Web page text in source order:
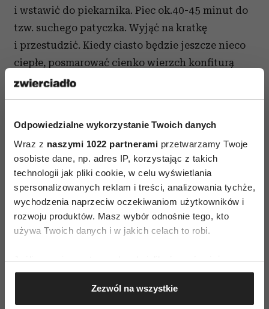
Odpowiedzialne wykorzystanie Twoich danych
Wraz z naszymi 1022 partnerami przetwarzamy Twoje
osobiste dane, np. adres IP, korzystając z takich
technologii jak pliki cookie, w celu wyświetlania
spersonalizowanych reklam i treści, analizowania tychże,
wychodzenia naprzeciw oczekiwaniom użytkowników i
rozwoju produktów. Masz wybór odnośnie tego, kto
używa Twoich danych i w jakich celach to robi.
Jeśli wyrazisz na to zgodę, chcielibyśmy również:
Gromadzić dane dotyczące Twojej lokalizacji
geograficznej z dokładnością nawet do kilku metrów
Identyfikować Twoje urządzenie, aktywnie
Zezwól na wszystkie
i wstawić do piekarnika. Piec ok.40-45 minut do
tzw. suchego patyczka. Wyjąć na kratkę
i przestudzić. Kiedy ciasto będzie jeszcze nieco
ciepłe, posmarować cienko wierzch konfiturą
pomarańczową i posypać cukrem pudrem.
AUTOPROMOCJA